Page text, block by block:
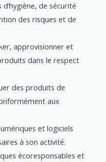
de sécurité
des risques et de
approvisionner et
dans le respect
des produits de
aux
et logiciels
à son activité.
écoresponsables et